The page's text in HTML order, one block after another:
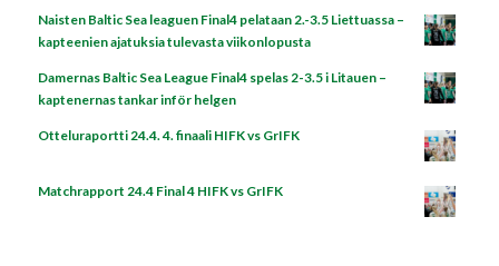
Naisten Baltic Sea leaguen Final4 pelataan 2.-3.5 Liettuassa –
kapteenien ajatuksia tulevasta viikonlopusta
Damernas Baltic Sea League Final4 spelas 2-3.5 i Litauen –
kaptenernas tankar inför helgen
Otteluraportti 24.4. 4. finaali HIFK vs GrIFK
Matchrapport 24.4 Final 4 HIFK vs GrIFK